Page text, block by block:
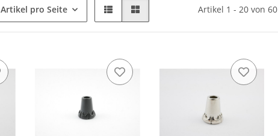
Artikel pro Seite Artikel 1 - 20 von 60